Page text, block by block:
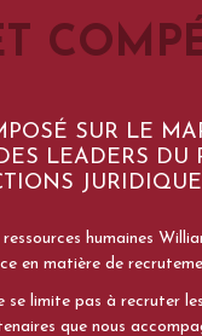
SUR LE
LEADERS DU
humaines
en matière de
limite pas à recruter
que nous